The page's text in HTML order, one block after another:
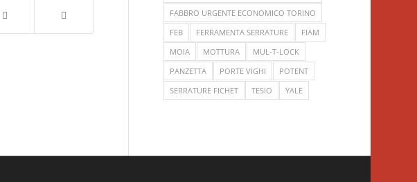
FABBRO URGENTE ECONOMICO TORINO
FEB
FERRAMENTA SERRATURE
FIAM
MOIA
MOTTURA
MUL-T-LOCK
PANZETTA
PORTE VIGHI
POTENT
SERRATURE FICHET
TESIO YALE